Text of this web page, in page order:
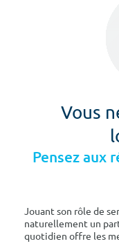
Vous
Pensez aux
Jouant son rôle de
naturellement un
quotidien offre les